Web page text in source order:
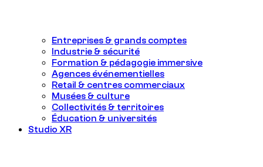
Entreprises & grands comptes
Industrie & sécurité
Formation & pédagogie immersive
Agences événementielles
Retail & centres commerciaux
Musées & culture
Collectivités & territoires
Éducation & universités
Studio XR